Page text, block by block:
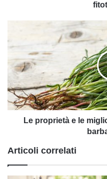
e
migliori
ricette
con
gli
agretti
frate
Le proprietà e le
Articoli correlati